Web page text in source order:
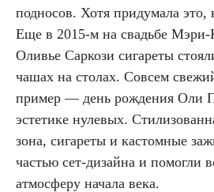
подносов. Хотя придумала это,
Еще в 2015-м на свадьбе Мэри-
Оливье Саркози сигареты
чашах на столах. Совсем
пример — день рождения Оли
эстетике нулевых.
зона, сигареты и кастомные
частью сет-дизайна и помогли
атмосферу начала века.